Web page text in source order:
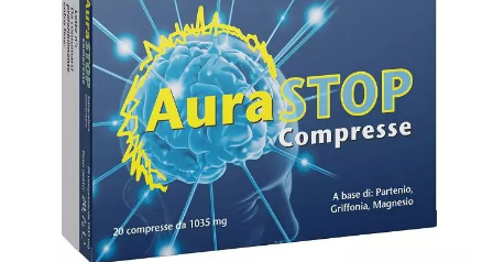
immagini